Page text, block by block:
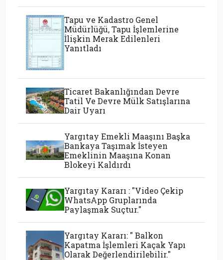
Tapu ve Kadastro Genel
Müdürlüğü, Tapu İşlemlerine
İlişkin Merak Edilenleri
Yanıtladı
Ticaret Bakanlığından Devre
Tatil Ve Devre Mülk Satışlarına
Dair Uyarı
Yargıtay Emekli Maaşını Başka
Bankaya Taşımak İsteyen
Emeklinin Maaşına Konan
Blokeyi Kaldırdı
Yargıtay Kararı : "Video Çekip
WhatsApp Gruplarında
Paylaşmak Suçtur."
Yargıtay Kararı: " Balkon
Kapatma İşlemleri Kaçak Yapı
Olarak Değerlendirilebilir."